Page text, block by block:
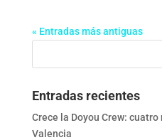
« Entradas más antiguas
Entradas recientes
Crece la Doyou Crew:
Valencia